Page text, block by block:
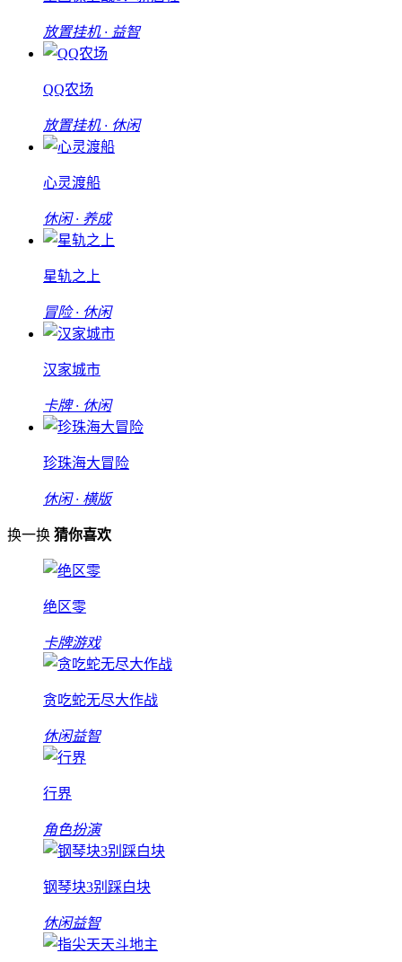
放置挂机 · 益智
QQ农场
放置挂机 · 休闲
心灵渡船
休闲 · 养成
星轨之上
冒险 · 休闲
汉家城市
卡牌 · 休闲
珍珠海大冒险
休闲 · 横版
换一换 猜你喜欢
绝区零
卡牌游戏
贪吃蛇无尽大作战
休闲益智
行界
角色扮演
钢琴块3别踩白块
休闲益智